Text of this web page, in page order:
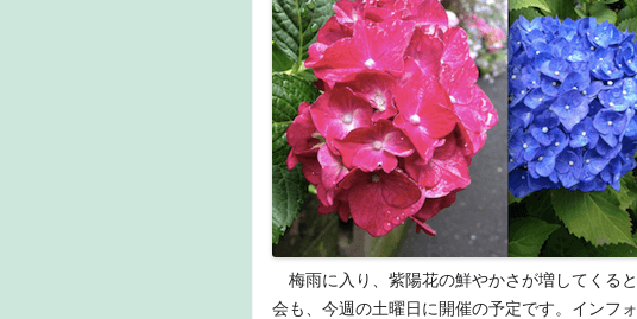
梅雨に入り、紫陽花の鮮やかさが増してくる
会も、今週の土曜日に開催の予定です。インフ